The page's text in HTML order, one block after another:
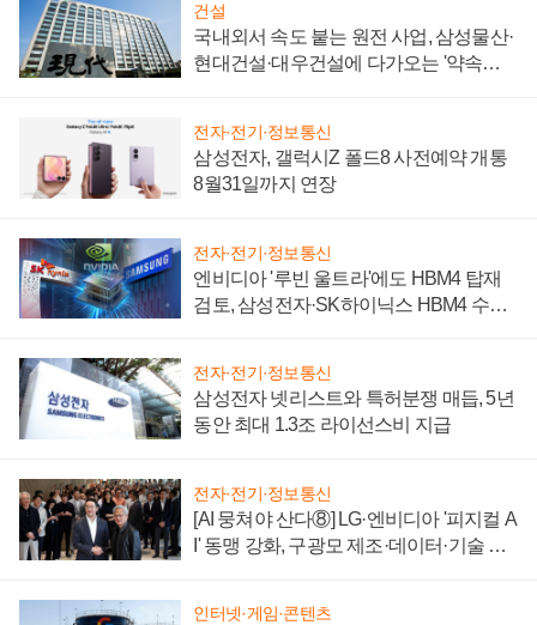
건설
국내외서 속도 붙는 원전 사업, 삼성물산·
현대건설·대우건설에 다가오는 '약속의
전자·전기·정보통신
삼성전자, 갤럭시Z 폴드8 사전예약 개통
8월31일까지 연장
전자·전기·정보통신
엔비디아 '루빈 울트라'에도 HBM4 탑재
검토, 삼성전자·SK하이닉스 HBM4 수율
전자·전기·정보통신
삼성전자 넷리스트와 특허분쟁 매듭, 5년
동안 최대 1.3조 라이선스비 지급
전자·전기·정보통신
[AI 뭉쳐야 산다⑧] LG·엔비디아 '피지컬 A
I' 동맹 강화, 구광모 제조·데이터·기술 결
인터넷·게임·콘텐츠